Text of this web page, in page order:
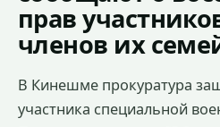
прав
членов их
В Кинешме прокуратура
участника специальной